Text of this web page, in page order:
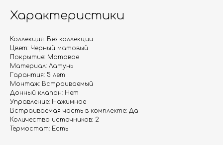
Характеристики
Коллекция: Без коллекции
Цвет: Черный матовый
Покрытие: Матовое
Материал: Латунь
Гарантия: 5 лет
Монтаж: Встраиваемый
Донный клапан: Нет
Управление: Нажимное
Встраиваемая часть в комплекте: Да
Количество источников: 2
Термостат: Есть